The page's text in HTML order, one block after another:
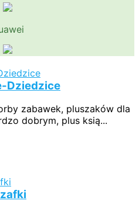
Dziedzice
zabawek, pluszaków dla
dobrym, plus ksią...